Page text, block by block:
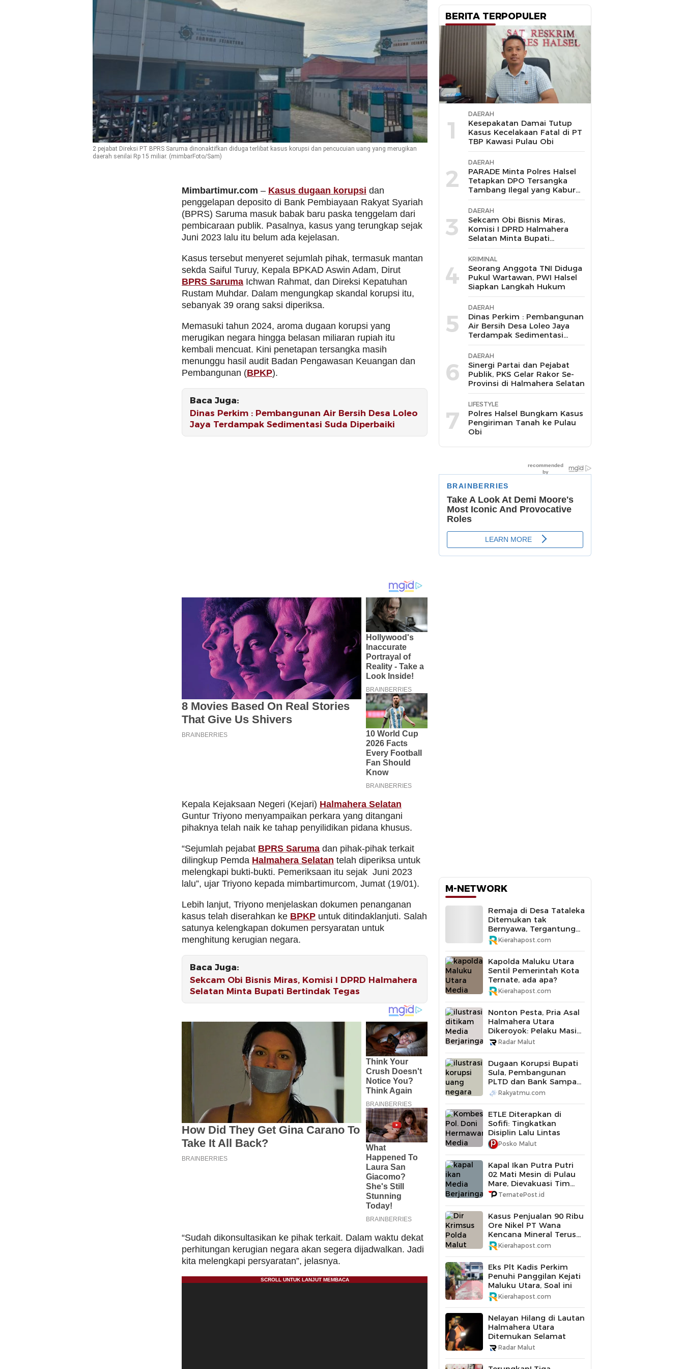
2 pejabat Direksi PT BPRS Saruma dinonaktifkan diduga terlibat kasus korupsi dan pencucuian uang yang merugikan
daerah senilai Rp 15 miliar. (mimbarFoto/Sam)
Mimbartimur.com – Kasus dugaan korupsi dan
penggelapan deposito di Bank Pembiayaan Rakyat Syariah
(BPRS) Saruma masuk babak baru paska tenggelam dari
pembicaraan publik. Pasalnya, kasus yang terungkap sejak
Juni 2023 lalu itu belum ada kejelasan.
Kasus tersebut menyeret sejumlah pihak, termasuk mantan
sekda Saiful Turuy, Kepala BPKAD Aswin Adam, Dirut
BPRS Saruma Ichwan Rahmat, dan Direksi Kepatuhan
Rustam Muhdar. Dalam mengungkap skandal korupsi itu,
sebanyak 39 orang saksi diperiksa.
Memasuki tahun 2024, aroma dugaan korupsi yang
merugikan negara hingga belasan miliaran rupiah itu
kembali mencuat. Kini penetapan tersangka masih
menunggu hasil audit Badan Pengawasan Keuangan dan
Pembangunan (BPKP).
Baca Juga:
Dinas Perkim : Pembangunan Air Bersih Desa Loleo
Jaya Terdampak Sedimentasi Suda Diperbaiki
Kepala Kejaksaan Negeri (Kejari) Halmahera Selatan
Guntur Triyono menyampaikan perkara yang ditangani
pihaknya telah naik ke tahap penyilidikan pidana khusus.
“Sejumlah pejabat BPRS Saruma dan pihak-pihak terkait
dilingkup Pemda Halmahera Selatan telah diperiksa untuk
melengkapi bukti-bukti. Pemeriksaan itu sejak Juni 2023
lalu”, ujar Triyono kepada mimbartimurcom, Jumat (19/01).
Lebih lanjut, Triyono menjelaskan dokumen penanganan
kasus telah diserahkan ke BPKP untuk ditindaklanjuti. Salah
satunya kelengkapan dokumen persyaratan untuk
menghitung kerugian negara.
Baca Juga:
Sekcam Obi Bisnis Miras, Komisi I DPRD Halmahera
Selatan Minta Bupati Bertindak Tegas
“Sudah dikonsultasikan ke pihak terkait. Dalam waktu dekat
perhitungan kerugian negara akan segera dijadwalkan. Jadi
kita melengkapi persyaratan”, jelasnya.
BERITA TERPOPULER
1
DAERAH
Kesepakatan Damai Tutup
Kasus Kecelakaan Fatal di PT
TBP Kawasi Pulau Obi
2
DAERAH
PARADE Minta Polres Halsel
Tetapkan DPO Tersangka
Tambang Ilegal yang Kabur
ke Malaysia
3
DAERAH
Sekcam Obi Bisnis Miras,
Komisi I DPRD Halmahera
Selatan Minta Bupati
Bertindak Tegas
4
KRIMINAL
Seorang Anggota TNI Diduga
Pukul Wartawan, PWI Halsel
Siapkan Langkah Hukum
5
DAERAH
Dinas Perkim : Pembangunan
Air Bersih Desa Loleo Jaya
Terdampak Sedimentasi
Suda Diperbaiki
6
DAERAH
Sinergi Partai dan Pejabat
Publik, PKS Gelar Rakor Se-
Provinsi di Halmahera Selatan
7
LIFESTYLE
Polres Halsel Bungkam Kasus
Pengiriman Tanah ke Pulau
Obi
M-NETWORK
Remaja di Desa Tataleka
Ditemukan tak
Bernyawa, Tergantung
di Pohon Mangga
Kierahapost.com
Kapolda Maluku Utara
Sentil Pemerintah Kota
Ternate, ada apa?
Kierahapost.com
Nonton Pesta, Pria Asal
Halmahera Utara
Dikeroyok: Pelaku Masih
Buron
Radar Malut
Dugaan Korupsi Bupati
Sula, Pembangunan
PLTD dan Bank Sampah
Diperiksa
Rakyatmu.com
ETLE Diterapkan di
Sofifi: Tingkatkan
Disiplin Lalu Lintas
Posko Malut
Kapal Ikan Putra Putri
02 Mati Mesin di Pulau
Mare, Dievakuasi Tim
SAR Gabungan
TernatePost.id
Kasus Penjualan 90 Ribu
Ore Nikel PT Wana
Kencana Mineral Terus
Didalami Polda Maluku
Utara
Kierahapost.com
Eks Plt Kadis Perkim
Penuhi Panggilan Kejati
Maluku Utara, Soal ini
Kierahapost.com
Nelayan Hilang di Lautan
Halmahera Utara
Ditemukan Selamat
Radar Malut